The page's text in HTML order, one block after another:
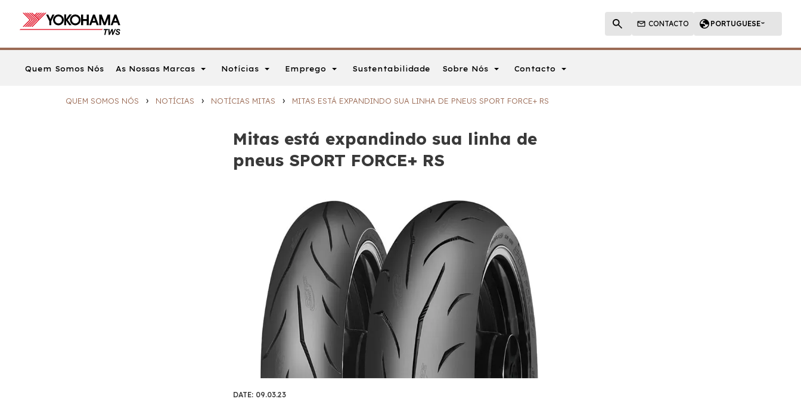
CONTACTO PORTUGUESE
Quem Somos Nós As Nossas Marcas Notícias Emprego Sustentabilidade Sobre Nós Contacto
QUEM SOMOS NÓS › NOTÍCIAS › NOTÍCIAS MITAS › MITAS ESTÁ EXPANDINDO SUA LINHA DE PNEUS SPORT FORCE+ RS
Mitas está expandindo sua linha de
pneus SPORT FORCE+ RS
DATE: 09.03.23